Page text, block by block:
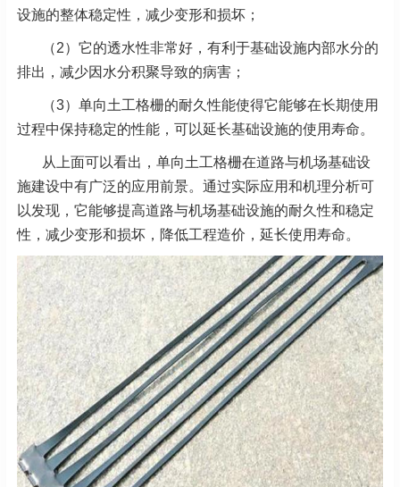
设施的整体稳定性，减少变形和损坏；
（2）它的透水性非常好，有利于基础设施内部水分的
排出，减少因水分积聚导致的病害；
（3）单向土工格栅的耐久性能使得它能够在长期使用
过程中保持稳定的性能，可以延长基础设施的使用寿命。
从上面可以看出，单向土工格栅在道路与机场基础设
施建设中有广泛的应用前景。通过实际应用和机理分析可
以发现，它能够提高道路与机场基础设施的耐久性和稳定
性，减少变形和损坏，降低工程造价，延长使用寿命。